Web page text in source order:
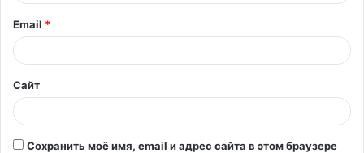
й
*
Email *
Сайт
Сохранить моё имя, email и адрес сайта в этом браузере